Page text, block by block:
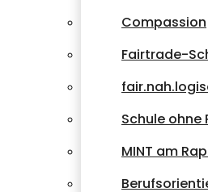
Compassion
Fairtrade-
Schule ohne
MINT am